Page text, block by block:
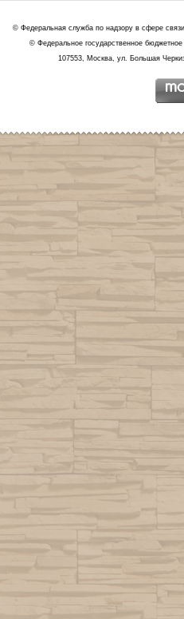
© Федеральная служба по надзору в сфере
© Федеральное государственное
107553, Москва, ул. Большая